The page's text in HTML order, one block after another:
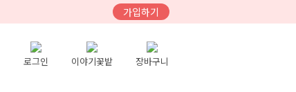
가입하기
로그인 이야기꽃밭 장바구니